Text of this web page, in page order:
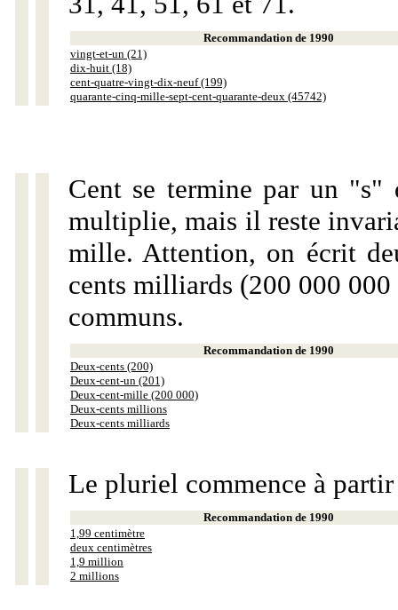
Recommandation de 1990
vingt-et-un (21)
dix-huit (18)
cent-quatre-vingt-dix-neuf (199)
quarante-cinq-mille-sept-cent-quarante-deux (45742)
Cent se termine par un "s"
multiplie, mais il reste
mille. Attention, on écrit
cents milliards (200 000
communs.
Recommandation de 1990
Deux-cents (200)
Deux-cent-un (201)
Deux-cent-mille (200 000)
Deux-cents millions
Deux-cents milliards
Le pluriel commence à
Recommandation de 1990
1,99 centimètre
deux centimètres
1,9 million
2 millions